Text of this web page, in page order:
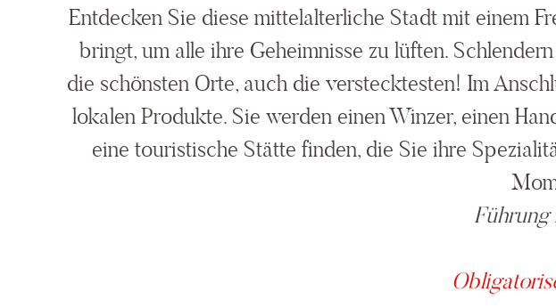
Entdecken Sie diese mittelalterliche Stadt mit einem
bringt, um alle ihre Geheimnisse zu lüften.
die schönsten Orte, auch die verstecktesten! Im
lokalen Produkte. Sie werden einen Winzer, einen
eine touristische Stätte finden, die Sie ihre
Führung